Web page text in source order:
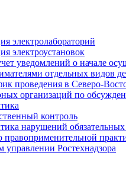
электролабораторий
электроустановок
уведомлений о начале
отдельных видов
проведения в Северо-
организаций по
контроль
нарушений
правоприменительной
управлении Ростехнадзора